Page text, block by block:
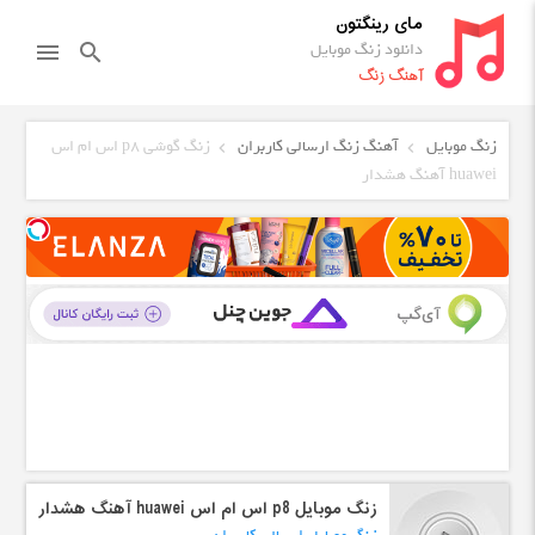
مای رینگتون
دانلود زنگ موبایل
آهنگ زنگ
search
menu
زنگ موبایل آهنگ زنگ ارسالی کاربران
زنگ گوشی p8 اس ام اس
huawei آهنگ هشدار
زنگ موبایل p8 اس ام اس huawei آهنگ هشدار